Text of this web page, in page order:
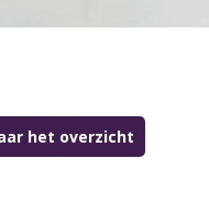
het overzicht